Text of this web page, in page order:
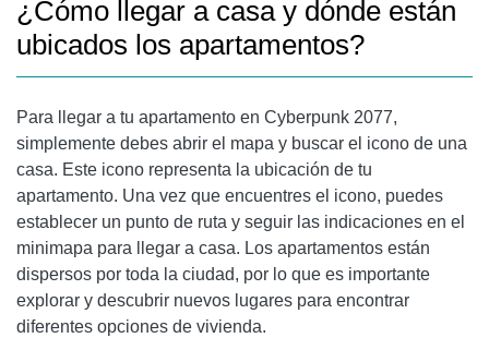
¿Cómo llegar a casa y dónde están
ubicados los apartamentos?
Para llegar a tu apartamento en Cyberpunk 2077,
simplemente debes abrir el mapa y buscar el icono de una
casa. Este icono representa la ubicación de tu
apartamento. Una vez que encuentres el icono, puedes
establecer un punto de ruta y seguir las indicaciones en el
minimapa para llegar a casa. Los apartamentos están
dispersos por toda la ciudad, por lo que es importante
explorar y descubrir nuevos lugares para encontrar
diferentes opciones de vivienda.